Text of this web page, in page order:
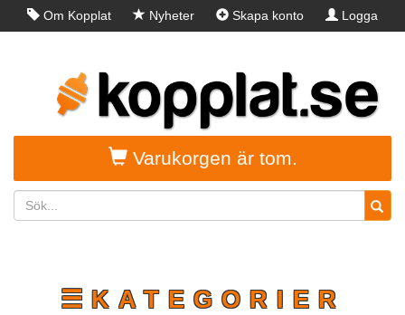
Om Kopplat Nyheter Skapa konto Logga
Varukorgen är tom.
☰KATEGORIER